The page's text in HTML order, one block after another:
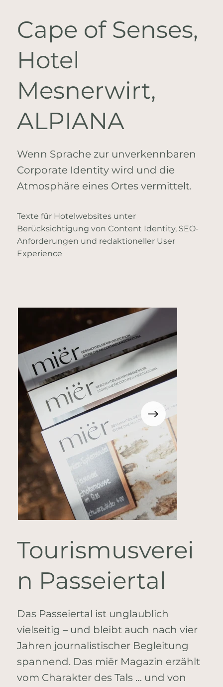
Cape of Senses,
Hotel
Mesnerwirt,
ALPIANA
Wenn Sprache zur unverkennbaren
Corporate Identity wird und die
Atmosphäre eines Ortes vermittelt.
​Texte für Hotelwebsites unter
Berücksichtigung von Content Identity, SEO-
Anforderungen und redaktioneller User
Experience
Tourismusverei
n Passeiertal
Das Passeiertal ist unglaublich
vielseitig – und bleibt auch nach vier
Jahren journalistischer Begleitung
spannend. Das miër Magazin erzählt
vom Charakter des Tals … und von